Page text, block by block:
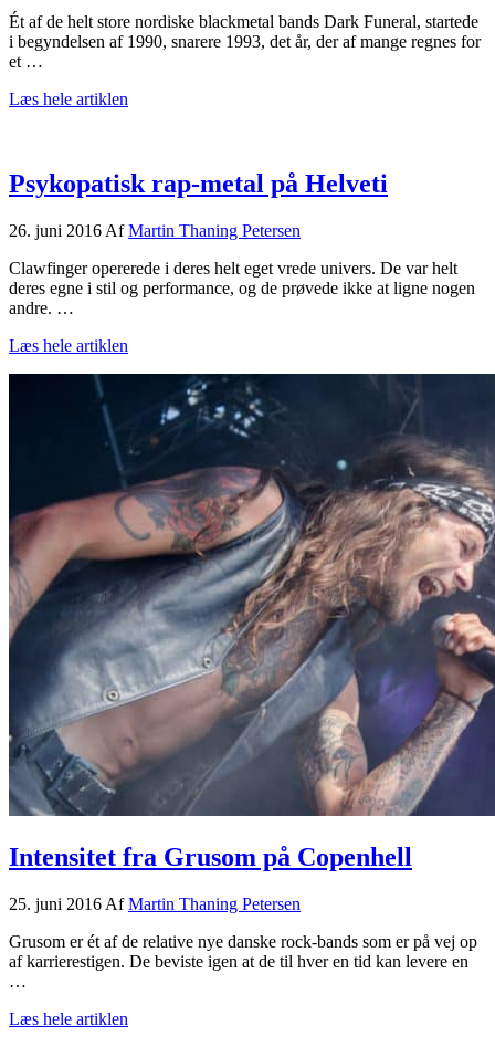
Ét af de helt store nordiske blackmetal bands Dark Funeral, startede
i begyndelsen af 1990, snarere 1993, det år, der af mange regnes for
et …
Læs hele artiklen
på
Pandæmonium
Psykopatisk rap-metal på Helveti
26. juni 2016 AfMartin Thaning Petersen
Clawfinger opererede i deres helt eget vrede univers. De var helt
deres egne i stil og performance, og de prøvede ikke at ligne nogen
andre. …
Læs hele artiklen
metal
Helveti
Intensitet fra Grusom på Copenhell
25. juni 2016 AfMartin Thaning Petersen
Grusom er ét af de relative nye danske rock-bands som er på vej op
af karrierestigen. De beviste igen at de til hver en tid kan levere en
…
Læs hele artiklen